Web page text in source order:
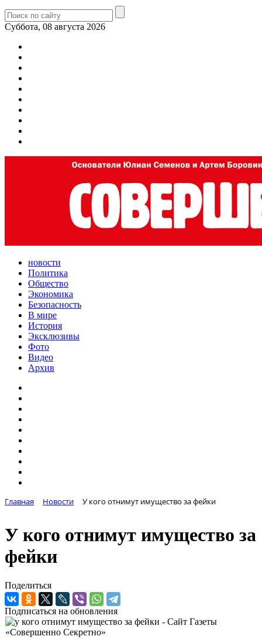
Суббота, 08 августа 2026
новости
Политика
Общество
Экономика
Безопасность
В мире
История
Эксклюзивы
Фото
Видео
Архив
Главная Новости У кого отнимут имущество за фейки
У кого отнимут имущество за
фейки
Поделиться
Подписаться на обновления